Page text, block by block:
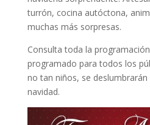
turrón, cocina autóctona,
muchas más sorpresas.
Consulta toda la
programado para todos los
no tan niños, se
navidad.